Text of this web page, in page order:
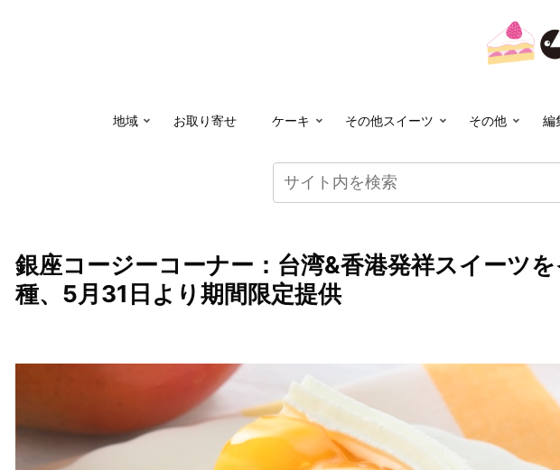
地域 お取り寄せ ケーキ その他スイーツ その他 編
銀座コージーコーナー：台湾&香港発祥スイーツ
種、5月31日より期間限定提供